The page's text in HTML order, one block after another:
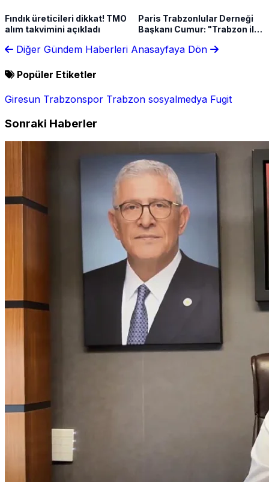
Fındık üreticileri dikkat! TMO
alım takvimini açıkladı
Paris Trabzonlular Derneği
Başkanı Cumur: "Trabzon ile
kuruyoruz"
Diğer Gündem Haberleri Anasayfaya Dön
Popüler Etiketler
Giresun Trabzonspor Trabzon sosyalmedya Fugit
Sonraki Haberler